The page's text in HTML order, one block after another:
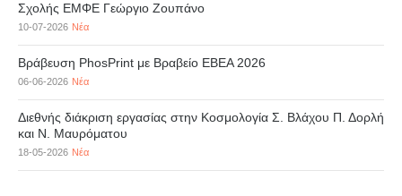
Σχολής ΕΜΦΕ Γεώργιο Ζουπάνο
10-07-2026 Νέα
Βράβευση PhosPrint με Βραβείο ΕΒΕΑ 2026
06-06-2026 Νέα
Διεθνής διάκριση εργασίας στην Κοσμολογία Σ. Βλάχου Π. Δορλή
και Ν. Μαυρόματου
18-05-2026 Νέα